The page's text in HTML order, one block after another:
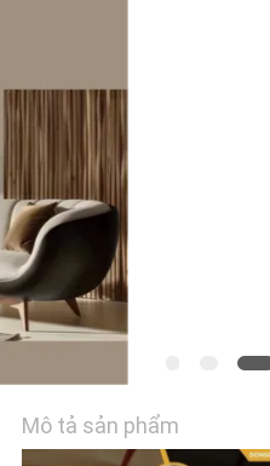
THAM
QUAN
NHÀ
MÁY
LIÊN
HỆ
TÔI
Mô tả sản phẩm